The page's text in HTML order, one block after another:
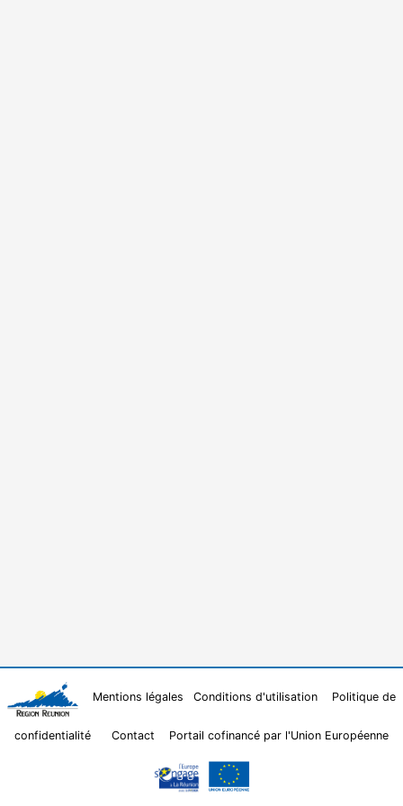
Mentions légales Conditions d'utilisation Politique de
confidentialité Contact Portail cofinancé par l'Union Européenne